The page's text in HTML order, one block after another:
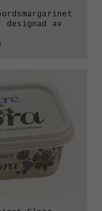
av
fungera.
förbättra
webbplatsens
funktionalitet
och
uppbyggnad,
baserat på
hur den
används.